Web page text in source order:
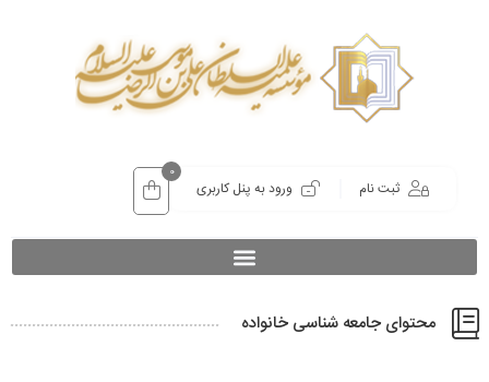
ثبت نام ورود به پنل کاربری
0
محتوای جامعه شناسی خانواده